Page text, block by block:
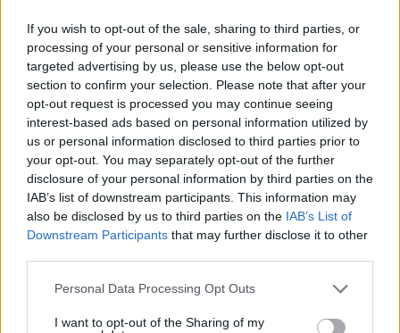
If you wish to opt-out of the sale, sharing to third parties, or
processing of your personal or sensitive information for
targeted advertising by us, please use the below opt-out
section to confirm your selection. Please note that after your
opt-out request is processed you may continue seeing
interest-based ads based on personal information utilized by
us or personal information disclosed to third parties prior to
your opt-out. You may separately opt-out of the further
disclosure of your personal information by third parties on the
IAB’s list of downstream participants. This information may
also be disclosed by us to third parties on the IAB’s List of
Downstream Participants that may further disclose it to other
Please note that this website/app uses one or more Google
not limited to your visit or usage behaviour. You may click to
Personal Data Processing Opt Outs
I want to opt-out of the Sharing of my
καθώς και οι πλείονες των δημοσιοκαφρων δεν
έχουν ουδεμία σχέση ούτε με την εκκλησία, ούτε
άμεσα με τα συγκεκριμένα γεγονότα. Εγωισμός,
παντογνωσία και αμετροέπεια.
ΑΠΑΝΤΗΣΗ
Πατέρα Δημήτριε,
13.10.2022, 06:53
Όσο συνεχίζουν να σε συκοφαντούνε άδικα και με
ψέματα, τόσο περισσότερο οι αληθινοί πιστοί είμαστε
μαζί σου. Δεν έχουν να σου προσάψουν απολύτως
τίποτα, το μόνο που τους πονάει είναι ο Χριστός και η
Ελληνορθοδοξία. Λύσανε σα τα άγρια θηρία όταν
να ζουν στο ψέμα τους! " Μακάριοι είστε όταν σας